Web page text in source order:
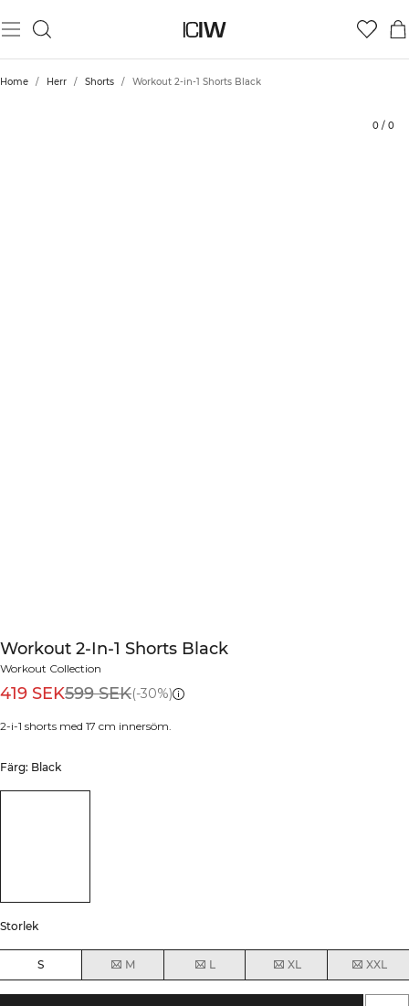
Home / Herr / Shorts / Workout 2-in-1 Shorts Black
0 / 0
Workout 2-In-1 Shorts Black
Workout Collection
419 SEK599 SEK(-30%)
2-i-1 shorts med 17 cm innersöm.
Färg: Black
Storlek
S M L XL XXL